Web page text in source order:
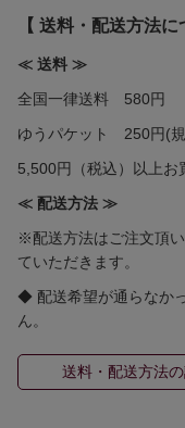
【 送料・配送方法に
≪ 送料 ≫
全国一律送料 580円
ゆうパケット 250円(
5,500円（税込）以上お
≪ 配送方法 ≫
※配送方法はご注文頂
ていただきます。
◆ 配送希望が通らなか
ん。
送料・配送方法